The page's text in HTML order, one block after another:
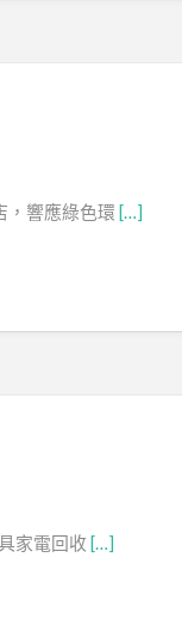
，響應綠色環 […]
家電回收 […]